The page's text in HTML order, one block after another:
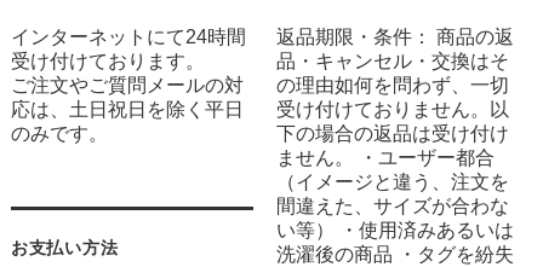
インターネットにて24時間
受け付けております。
ご注文やご質問メールの対
応は、土日祝日を除く平日
のみです。
お支払い方法
返品期限・条件： 商品の返
品・キャンセル・交換はそ
の理由如何を問わず、一切
受け付けておりません。以
下の場合の返品は受け付け
ません。 ・ユーザー都合
（イメージと違う、注文を
間違えた、サイズが合わな
い等） ・使用済みあるいは
洗濯後の商品 ・タグを紛失